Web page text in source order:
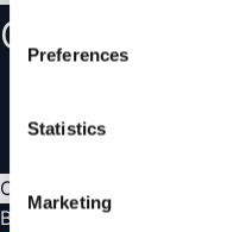
Preferences
Statistics
Marketing
Opret en konto
Håndtér nemt dine
Opret konto
Betalingsmuligheder